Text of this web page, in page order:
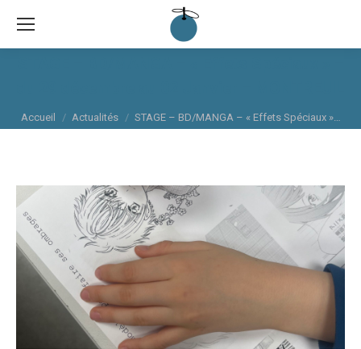
Vous êtes ici :
Accueil Actualités STAGE – BD/MANGA – « Effets Spéciaux »…